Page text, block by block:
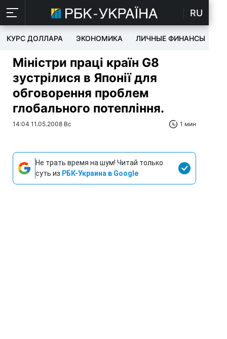
RU
КУРС ДОЛЛАРА ЭКОНОМИКА ЛИЧНЫЕ ФИНАНСЫ
Міністри праці країн G8
зустрілися в Японії для
обговорення проблем
глобального потепління.
14:04 11.05.2008 Вс 1 мин
Не трать время на шум! Читай только
суть из РБК-Украина в Google